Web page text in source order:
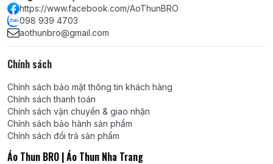
https://www.facebook.com/AoThunBRO
098 939 4703
aothunbro@gmail.com
Chính sách
Chính sách bảo mật thông tin khách hàng
Chính sách thanh toán
Chính sách vận chuyển & giao nhận
Chính sách bảo hành sản phẩm
Chính sách đổi trả sản phẩm
Áo Thun BRO | Áo Thun Nha Trang